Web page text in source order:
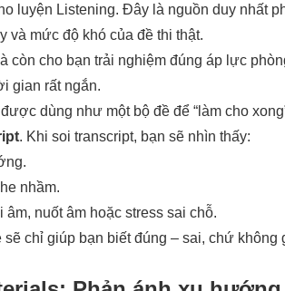
luyện Listening. Đây là nguồn duy nhất
và mức độ khó của đề thi thật.
còn cho bạn trải nghiệm đúng áp lực
gian rất ngắn.
dùng như một bộ đề để “làm cho
. Khi soi transcript, bạn sẽ nhìn thấy:
nhầm.
nuốt âm hoặc stress sai chỗ.
chỉ giúp bạn biết đúng – sai, chứ không